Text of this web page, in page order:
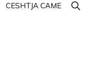
CESHTJA CAME Show
Search